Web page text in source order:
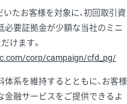
たお客様を対象に、初回取引資
必要証拠金が少額な当社のミニ
けます。
corp/campaign/cfd_pg/
体系を維持するとともに、お客様
金融サービスをご提供できるよ